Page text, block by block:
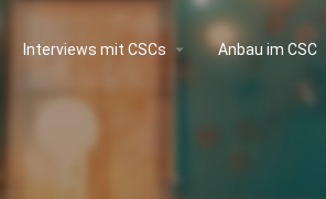
Interviews mit CSCs Anbau im CSC